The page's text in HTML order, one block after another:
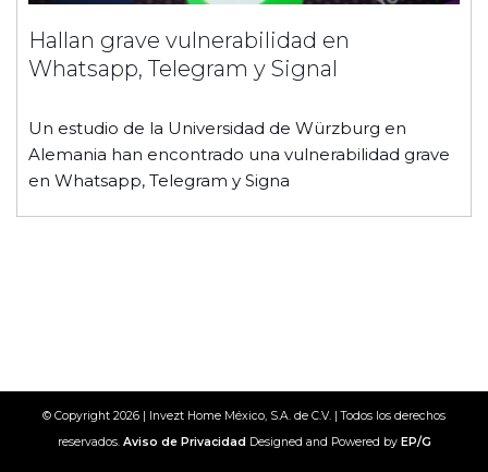
Hallan grave vulnerabilidad en
Whatsapp, Telegram y Signal
Un estudio de la Universidad de Würzburg en
Alemania han encontrado una vulnerabilidad grave
en Whatsapp, Telegram y Signa
© Copyright 2026 | Invezt Home México, S.A. de C.V. | Todos los derechos
reservados. Aviso de Privacidad Designed and Powered by EP/G